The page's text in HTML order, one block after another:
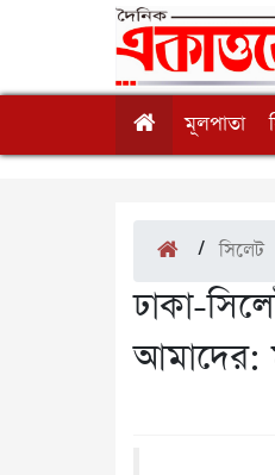
মূলপাতা
/সিলেট
ঢাকা-
আমাদের: